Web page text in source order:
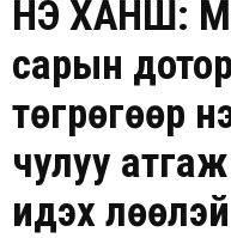
ҮНЭ ХАНШ:
сарын
төгрөгөөр
чулуу
идэх